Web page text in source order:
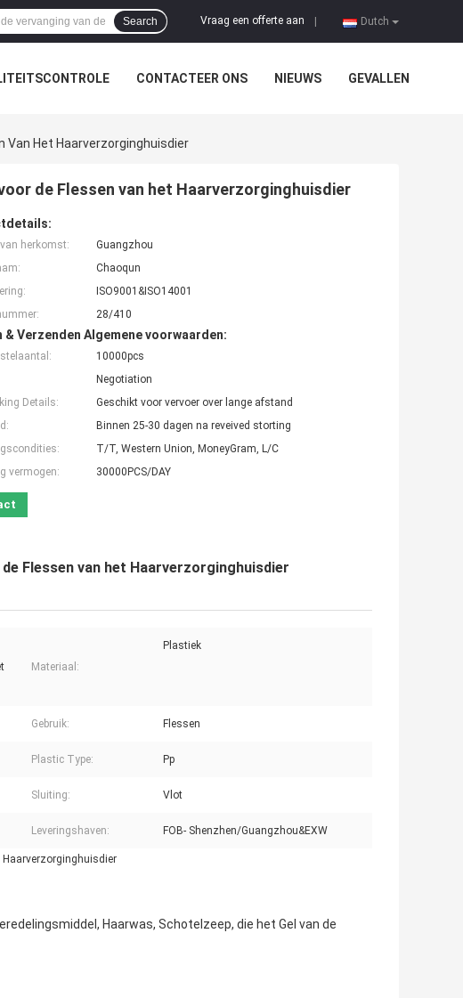
Dutch
Vraag een offerte aan
Search
CONTACTEER ONS NIEUWS GEVALLEN
Van Het Haarverzorginghuisdier
de Flessen van het Haarverzorginghuisdier
herkomst:
Guangzhou
Chaoqun
ISO9001&ISO14001
28/410
& Verzenden Algemene voorwaarden:
10000pcs
Negotiation
Details:
Geschikt voor vervoer over lange afstand
Binnen 25-30 dagen na reveived storting
T/T, Western Union, MoneyGram, L/C
vermogen:
30000PCS/DAY
Flessen van het Haarverzorginghuisdier
Materiaal:
Plastiek
Gebruik: Flessen
Plastic Type: Pp
Sluiting: Vlot
Leveringshaven: FOB- Shenzhen/Guangzhou&EXW
Haarwas, Schotelzeep, die het Gel van de